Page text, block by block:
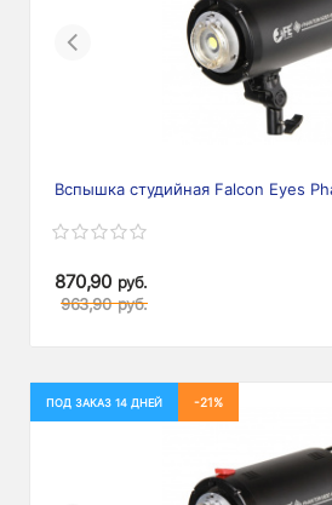
Previous
Вспышка студийная Falcon Eyes
870,90 руб.
963,90 руб.
ПОД ЗАКАЗ 14 ДНЕЙ -21%